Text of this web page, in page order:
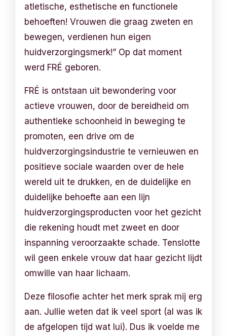
atletische, esthetische en functionele
behoeften! Vrouwen die graag zweten en
bewegen, verdienen hun eigen
huidverzorgingsmerk!” Op dat moment
werd FRÉ geboren.
FRÉ is ontstaan ​​uit bewondering voor
actieve vrouwen, door de bereidheid om
authentieke schoonheid in beweging te
promoten, een drive om de
huidverzorgingsindustrie te vernieuwen en
positieve sociale waarden over de hele
wereld uit te drukken, en de duidelijke en
duidelijke behoefte aan een lijn
huidverzorgingsproducten voor het gezicht
die rekening houdt met zweet en door
inspanning veroorzaakte schade. Tenslotte
wil geen enkele vrouw dat haar gezicht lijdt
omwille van haar lichaam.
Deze filosofie achter het merk sprak mij erg
aan. Jullie weten dat ik veel sport (al was ik
de afgelopen tijd wat lui). Dus ik voelde me